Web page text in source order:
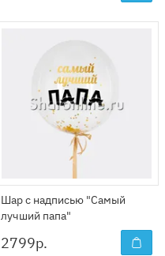
Шар с надписью "Самый
лучший папа"
2799р.